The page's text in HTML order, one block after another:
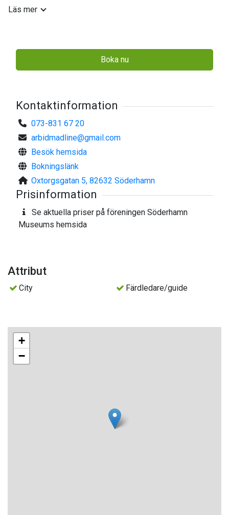
stadsvandringar. Läs mer om föreningens stadsvandringar
Arrangör: Föreningen Söderhamns museum
arbidmadline@gmail.com
Läs mer
Boka nu
Kontaktinformation
073-831 67 20
arbidmadline@gmail.com
Besök hemsida
Bokningslänk
Oxtorgsgatan 5, 82632 Söderhamn
Prisinformation
Se aktuella priser på föreningen Söderhamn
Museums hemsida
Attribut
City Färdledare/guide
+
−